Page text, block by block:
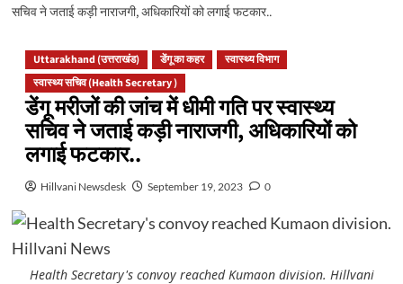
सचिव ने जताई कड़ी नाराजगी, अधिकारियों को लगाई फटकार..
Uttarakhand (उत्तराखंड) डेंगू का कहर
स्वास्थ्य विभाग
स्वास्थ्य सचिव (Health Secretary )
डेंगू मरीजों की जांच में धीमी गति पर स्वास्थ्य
सचिव ने जताई कड़ी नाराजगी, अधिकारियों को
लगाई फटकार..
Hillvani Newsdesk September 19, 2023 0
Health Secretary's convoy reached Kumaon division. Hillvani